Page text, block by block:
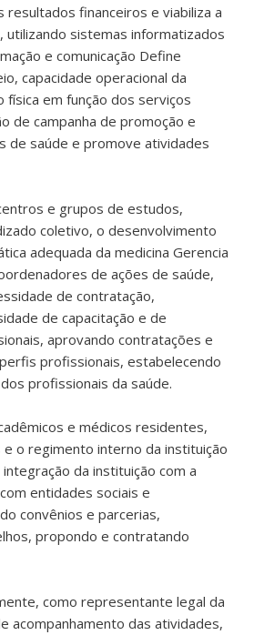
resultados financeiros e viabiliza a
utilizando sistemas informatizados
e comunicação Define
capacidade operacional da
física em função dos serviços
de campanha de promoção e
de saúde e promove atividades
e grupos de estudos,
coletivo, o desenvolvimento
adequada da medicina Gerencia
de ações de saúde,
de contratação,
de capacitação e de
aprovando contratações e
profissionais, estabelecendo
profissionais da saúde.
e médicos residentes,
o regimento interno da instituição
da instituição com a
entidades sociais e
convênios e parcerias,
propondo e contratando
como representante legal da
acompanhamento das atividades,